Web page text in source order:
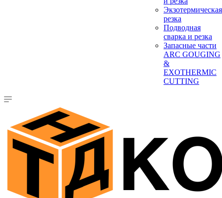
Экзотермическая
резка
Подводная
сварка и резка
Запасные части
ARC GOUGING
&
EXOTHERMIC
CUTTING